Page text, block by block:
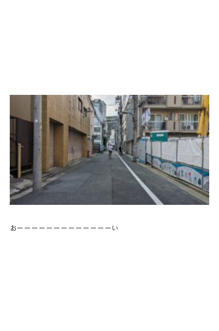
おーーーーーーーーーーーーーい